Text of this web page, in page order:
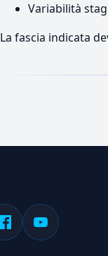
Variabilità
La fascia indicata